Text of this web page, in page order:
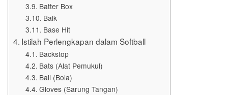
Batter Box
Balk
Base Hit
Istilah Perlengkapan dalam Softball
Backstop
Bats (Alat Pemukul)
Ball (Bola)
Gloves (Sarung Tangan)